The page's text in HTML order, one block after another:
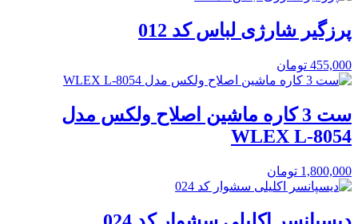
پرزگیر شارژی لباس کد 012
455,000 تومان
ست 3 کاره ماشین اصلاح ولکس مدل
WLEX L-8054
1,800,000 تومان